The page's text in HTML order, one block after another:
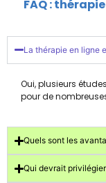
FAQ :
La thérapie en ligne
Oui, plusieurs
pour de
Quels sont les
Qui devrait